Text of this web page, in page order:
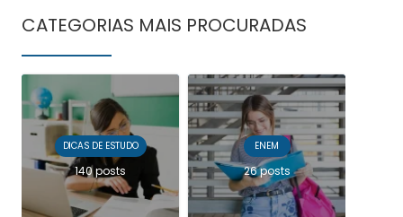
CATEGORIAS MAIS PROCURADAS
DICAS DE ESTUDO
140 posts
ENEM
26 posts